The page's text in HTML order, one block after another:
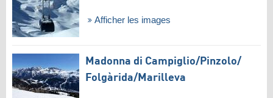
Afficher les images
Madonna di Campiglio/​Pinzolo/​
Folgàrida/​Marilleva